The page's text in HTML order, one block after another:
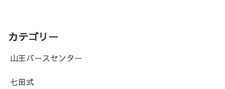
カテゴリー
山王バースセンター
七田式